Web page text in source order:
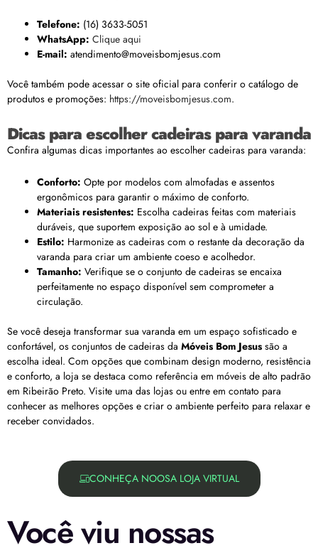
Telefone: (16) 3633-5051
WhatsApp: Clique aqui
E-mail: atendimento@moveisbomjesus.com
Você também pode acessar o site oficial para conferir o catálogo de
produtos e promoções: https://moveisbomjesus.com.
Dicas para escolher cadeiras para varanda
Confira algumas dicas importantes ao escolher cadeiras para varanda:
Conforto: Opte por modelos com almofadas e assentos
ergonômicos para garantir o máximo de conforto.
Materiais resistentes: Escolha cadeiras feitas com materiais
duráveis, que suportem exposição ao sol e à umidade.
Estilo: Harmonize as cadeiras com o restante da decoração da
varanda para criar um ambiente coeso e acolhedor.
Tamanho: Verifique se o conjunto de cadeiras se encaixa
perfeitamente no espaço disponível sem comprometer a
circulação.
Se você deseja transformar sua varanda em um espaço sofisticado e
confortável, os conjuntos de cadeiras da Móveis Bom Jesus são a
escolha ideal. Com opções que combinam design moderno, resistência
e conforto, a loja se destaca como referência em móveis de alto padrão
em Ribeirão Preto. Visite uma das lojas ou entre em contato para
conhecer as melhores opções e criar o ambiente perfeito para relaxar e
receber convidados.
CONHEÇA NOOSA LOJA VIRTUAL
Você viu nossas